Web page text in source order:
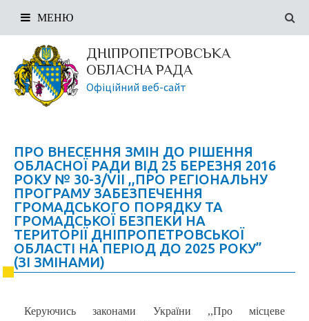
ДНІПРОПЕТРОВСЬКА
ОБЛАСНА РАДА
Офіційний веб-сайт
МЕНЮ
ПРО ВНЕСЕННЯ ЗМІН ДО РІШЕННЯ
ОБЛАСНОЇ РАДИ ВІД 25 БЕРЕЗНЯ 2016
РОКУ № 30-3/VII ,,ПРО РЕГІОНАЛЬНУ
ПРОГРАМУ ЗАБЕЗПЕЧЕННЯ
ГРОМАДСЬКОГО ПОРЯДКУ ТА
ГРОМАДСЬКОЇ БЕЗПЕКИ НА
ТЕРИТОРІЇ ДНІПРОПЕТРОВСЬКОЇ
ОБЛАСТІ НА ПЕРІОД ДО 2025 РОКУ”
(ЗІ ЗМІНАМИ)
Керуючись законами України ,,Про місцеве